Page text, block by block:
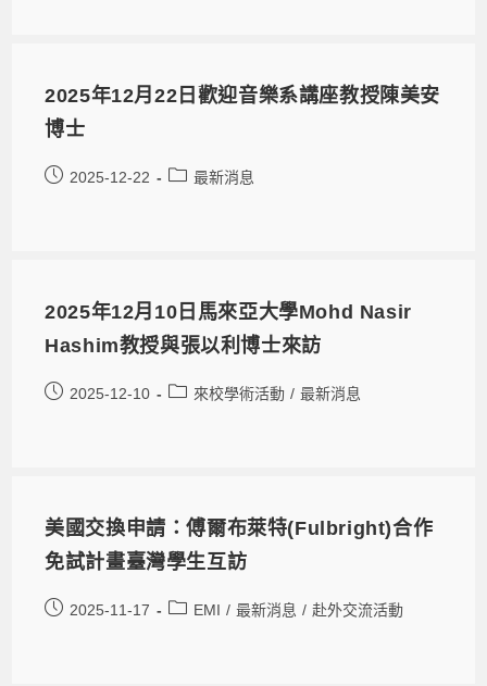
2025年12月22日歡迎音樂系講座教授陳美安
博士
2025-12-22 最新消息
2025年12月10日馬來亞大學Mohd Nasir
Hashim教授與張以利博士來訪
2025-12-10 來校學術活動 / 最新消息
美國交換申請：傅爾布萊特(Fulbright)合作
免試計畫臺灣學生互訪
2025-11-17 EMI / 最新消息 / 赴外交流活動